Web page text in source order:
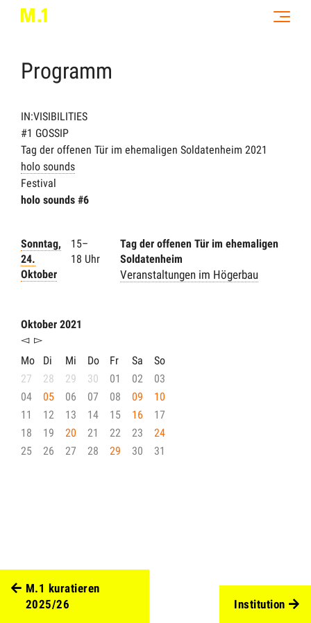
Programm
IN:VISIBILITIES
#1 GOSSIP
Tag der offenen Tür im ehemaligen Soldatenheim 2021
holo sounds
Festival
holo sounds #6
Sonntag,
24.
Oktober
15–
18 Uhr
Tag der offenen Tür im ehemaligen
Soldatenheim
Veranstaltungen im Högerbau
Oktober 2021
◅ ▻
Mo
Di Mi Do Fr Sa
So
27
28 29 30 01 02
03
04
05 06 07 08 09
10
11
12 13 14 15 16
17
18
19 20 21 22 23
24
25
26 27 28 29 30 31
M.1 kuratieren
2025/26
Institution